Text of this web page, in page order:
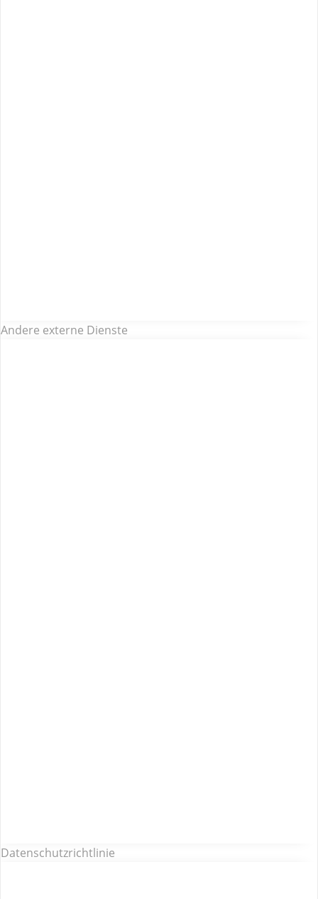
Andere externe Dienste
Datenschutzrichtlinie